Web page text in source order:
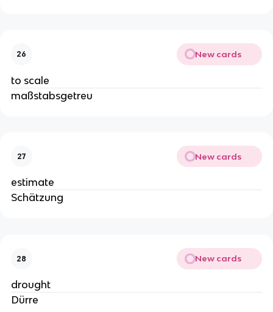
26 New cards
to scale
maßstabsgetreu
27 New cards
estimate
Schätzung
28 New cards
drought
Dürre